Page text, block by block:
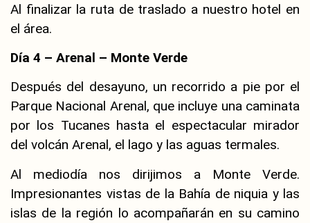
Al finalizar la ruta de traslado a nuestro hotel en
el área.
Día 4 – Arenal – Monte Verde
Después del desayuno, un recorrido a pie por el
Parque Nacional Arenal, que incluye una caminata
por los Tucanes hasta el espectacular mirador
del volcán Arenal, el lago y las aguas termales.
Al mediodía nos dirijimos a Monte Verde.
Impresionantes vistas de la Bahía de niquia y las
islas de la región lo acompañarán en su camino